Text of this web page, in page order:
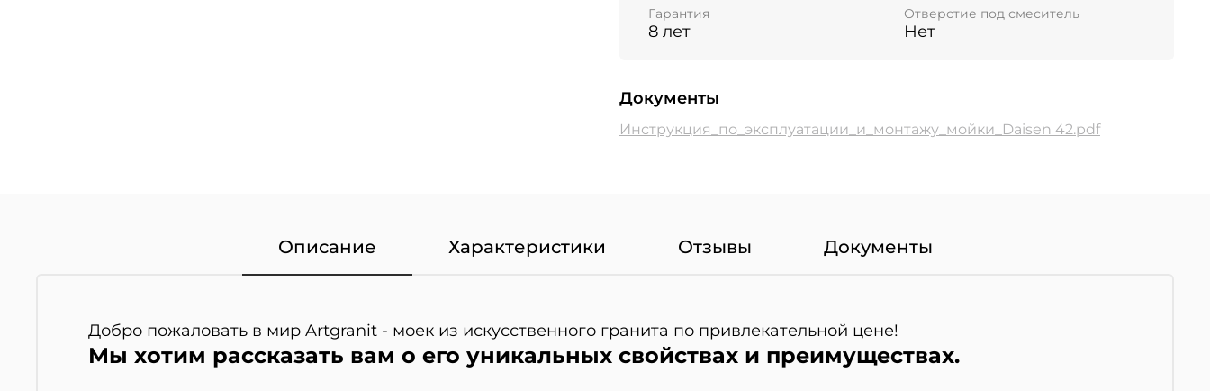
Гарантия
8 лет
Отверстие под смеситель
Нет
Документы
Инструкция_по_эксплуатации_и_монтажу_мойки_Daisen 42.pdf
Описание Характеристики Отзывы Документы
Добро пожаловать в мир Artgranit - моек из искусственного гранита по привлекательной цене!
Мы хотим рассказать вам о его уникальных свойствах и преимуществах.